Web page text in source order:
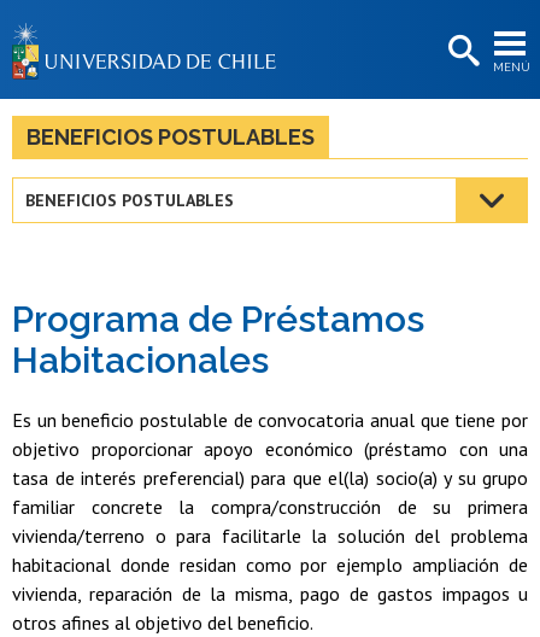
MENÚ
BIBLIOTECAS
LA UNIVERSIDAD
Estudiantes
Funcionarias/os
Egresadas/os
BENEFICIOS POSTULABLES
BENEFICIOS POSTULABLES
Programa de Préstamos
Habitacionales
Es un beneficio postulable de convocatoria anual que tiene por
objetivo proporcionar apoyo económico (préstamo con una
tasa de interés preferencial) para que el(la) socio(a) y su grupo
familiar concrete la compra/construcción de su primera
vivienda/terreno o para facilitarle la solución del problema
habitacional donde residan como por ejemplo ampliación de
vivienda, reparación de la misma, pago de gastos impagos u
otros afines al objetivo del beneficio.